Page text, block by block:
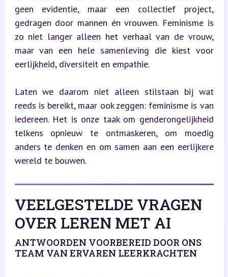
geen evidentie, maar een collectief project,
gedragen door mannen én vrouwen. Feminisme is
zo niet langer alleen het verhaal van de vrouw,
maar van een hele samenleving die kiest voor
eerlijkheid, diversiteit en empathie.
Laten we daarom niet alleen stilstaan bij wat
reeds is bereikt, maar ook zeggen: feminisme is van
iedereen. Het is onze taak om genderongelijkheid
telkens opnieuw te ontmaskeren, om moedig
anders te denken en om samen aan een eerlijkere
wereld te bouwen.
VEELGESTELDE VRAGEN
OVER LEREN MET AI
ANTWOORDEN VOORBEREID DOOR ONS
TEAM VAN ERVAREN LEERKRACHTEN